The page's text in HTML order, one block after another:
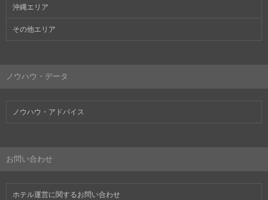
沖縄エリア
その他エリア
ノウハウ・データ
ノウハウ・アドバイス
お問い合わせ
ホテル運営に関するお問い合わせ